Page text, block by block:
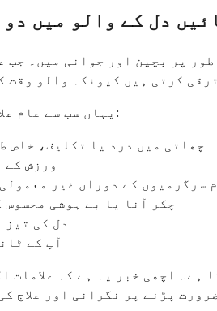
دل کے والو میں
پر بچپن اور جوانی میں۔ جب
کرتی ہیں کیونکہ والو وقت
یہاں سب سے عام علامات ہیں جنہیں آپ نوٹس کر سکتے ہیں:
چھاتی میں درد یا تکلیف، خاص
ورزش کے
سرگرمیوں کے دوران غیر
چکر آنا یا بے ہوشی محسوس
دل کی تیز
آپ کے
ہے۔ اچھی خبر یہ ہے کہ علامات
پڑنے پر نگرانی اور علاج